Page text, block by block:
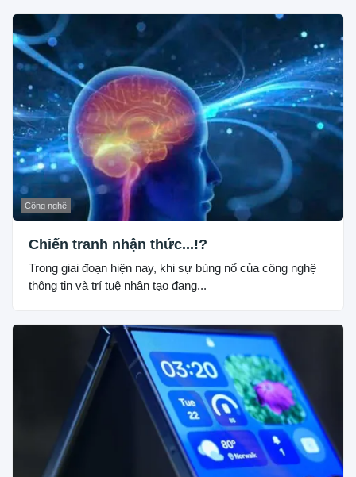
Công nghệ
Chiến tranh nhận thức...!?
Trong giai đoạn hiện nay, khi sự bùng nổ của công nghệ
thông tin và trí tuệ nhân tạo đang...